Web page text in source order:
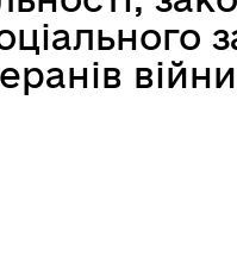
війни